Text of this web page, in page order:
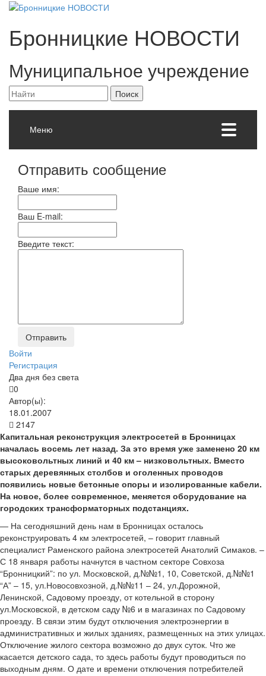
Бронницкие НОВОСТИ
Муниципальное учреждение
Меню
Отправить сообщение
Ваше имя:
Ваш E-mail:
Введите текст:
Войти
Регистрация
Два дня без света
0
Автор(ы):
18.01.2007
2147
Капитальная реконструкция электросетей в Бронницах
началась восемь лет назад. За это время уже заменено 20 км
высоковольтных линий и 40 км – низковольтных. Вместо
старых деревянных столбов и оголенных проводов
появились новые бетонные опоры и изолированные кабели.
На новое, более современное, меняется оборудование на
городских трансформаторных подстанциях.
— На сегодняшний день нам в Бронницах осталось
реконструировать 4 км электросетей, – говорит главный
специалист Раменского района электросетей Анатолий Симаков. –
С 18 января работы начнутся в частном секторе Совхоза
“Бронницкий”: по ул. Московской, д.№№1, 10, Советской, д.№№1
“А” – 15, ул.Новосовхозной, д.№№11 – 24, ул.Дорожной,
Ленинской, Садовому проезду, от котельной в сторону
ул.Московской, в детском саду №6 и в магазинах по Садовому
проезду. В связи этим будут отключения электроэнергии в
административных и жилых зданиях, размещенных на этих улицах.
Отключение жилого сектора возможно до двух суток. Что же
касается детского сада, то здесь работы будут проводиться по
выходным дням. О дате и времени отключения потребителей